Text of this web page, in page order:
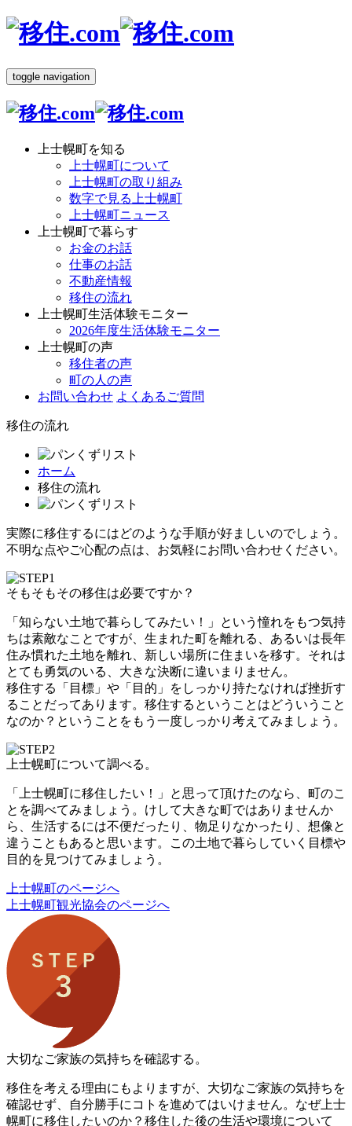
toggle navigation
上士幌町を知る
上士幌町について
上士幌町の取り組み
数字で見る上士幌町
上士幌町ニュース
上士幌町で暮らす
お金のお話
仕事のお話
不動産情報
移住の流れ
上士幌町生活体験モニター
2026年度生活体験モニター
上士幌町の声
移住者の声
町の人の声
お問い合わせ よくあるご質問
移住の流れ
ホーム
移住の流れ
実際に移住するにはどのような手順が好ましいのでしょう。
不明な点やご心配の点は、お気軽にお問い合わせください。
そもそもその移住は必要ですか？
「知らない土地で暮らしてみたい！」という憧れをもつ気持
ちは素敵なことですが、生まれた町を離れる、あるいは長年
住み慣れた土地を離れ、新しい場所に住まいを移す。それは
とても勇気のいる、大きな決断に違いまりません。
移住する「目標」や「目的」をしっかり持たなければ挫折す
ることだってあります。移住するということはどういうこと
なのか？ということをもう一度しっかり考えてみましょう。
上士幌町について調べる。
「上士幌町に移住したい！」と思って頂けたのなら、町のこ
とを調べてみましょう。けして大きな町ではありませんか
ら、生活するには不便だったり、物足りなかったり、想像と
違うこともあると思います。この土地で暮らしていく目標や
目的を見つけてみましょう。
上士幌町のページへ
上士幌町観光協会のページへ
大切なご家族の気持ちを確認する。
移住を考える理由にもよりますが、大切なご家族の気持ちを
確認せず、自分勝手にコトを進めてはいけません。なぜ上士
幌町に移住したいのか？移住した後の生活や環境について